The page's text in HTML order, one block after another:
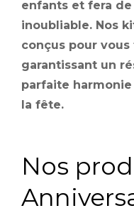
enfants et fera
inoubliable. Nos
conçus pour
garantissant un
parfaite
la fête.
Nos